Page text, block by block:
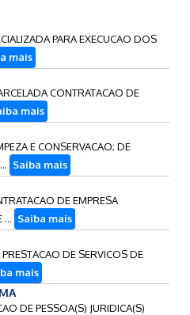
PARA EXECUCAO DOS
mais
CONTRATACAO DE
mais
E CONSERVACAO; DE
Saiba mais
DE EMPRESA
... Saiba mais
DE SERVICOS DE
mais
DE PESSOA(S) JURIDICA(S)